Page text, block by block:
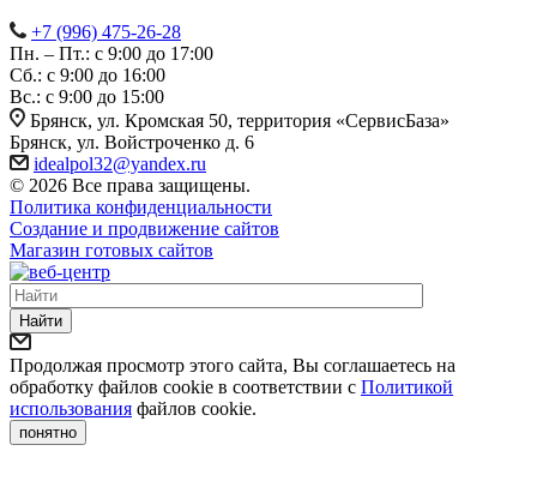
+7 (996) 475-26-28
Пн. – Пт.: с 9:00 до 17:00
Сб.: с 9:00 до 16:00
Bc.: с 9:00 до 15:00
Брянск, ул. Кромская 50, территория «СервисБаза»
Брянск, ул. Войстроченко д. 6
idealpol32@yandex.ru
© 2026 Все права защищены.
Политика конфиденциальности
Создание и продвижение сайтов
Магазин готовых сайтов
Найти
Продолжая просмотр этого сайта, Вы соглашаетесь на
обработку файлов cookie в соответствии с Политикой
использования файлов cookie.
понятно